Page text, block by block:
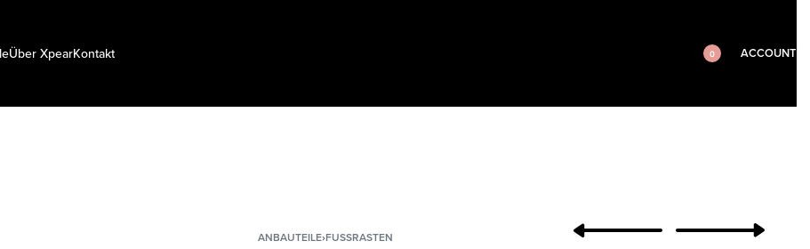
Über XpearKontakt 0 ACCOUNT
ANBAUTEILE›FUSSRASTEN